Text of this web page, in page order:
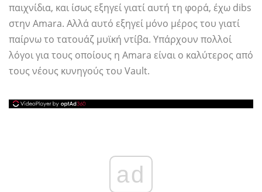
παιχνίδια, και ίσως εξηγεί γιατί αυτή τη φορά, έχω dibs
στην Amara. Αλλά αυτό εξηγεί μόνο μέρος του γιατί
παίρνω το τατουάζ μυϊκή ντίβα. Υπάρχουν πολλοί
λόγοι για τους οποίους η Amara είναι ο καλύτερος από
τους νέους κυνηγούς του Vault.
ad